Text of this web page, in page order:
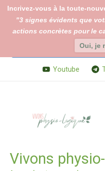
Aller
contenu
Youtube
Vivons
En continuant à utiliser le
cookies. Changer
Incrivez-vous à la toute-
"3 signes évidents que
actions concrètes pour le
Oui, je